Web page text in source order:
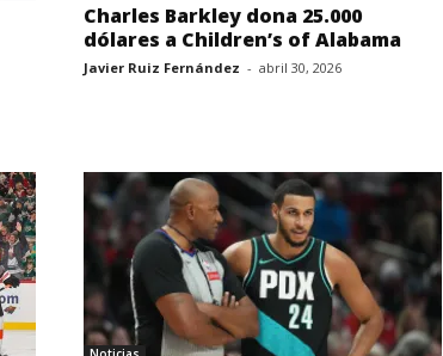
Charles Barkley dona 25.000
dólares a Children’s of Alabama
Javier Ruiz Fernández - abril 30, 2026